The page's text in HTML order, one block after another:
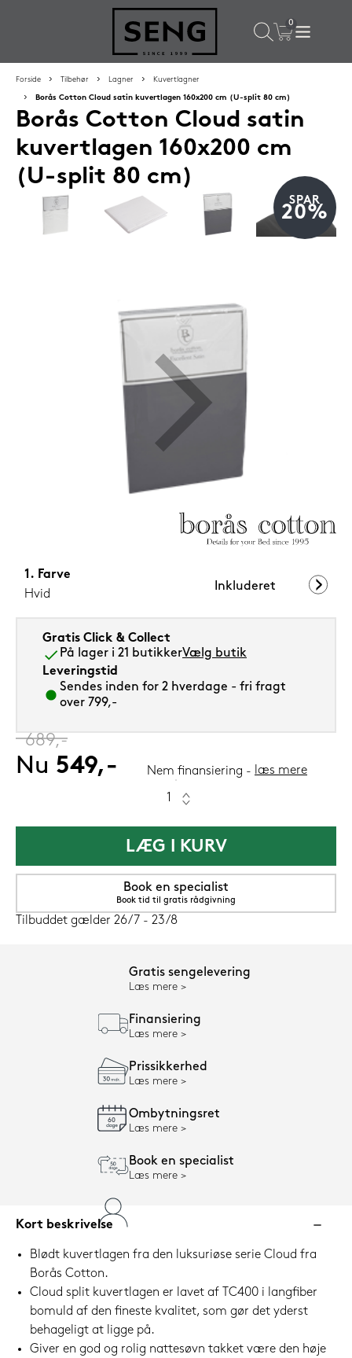
Populære valg til dig
16%
Forside Tilbehør Lagner Kuvertlagner
Borås Cotton Cloud satin kuvertlagen 160x200 cm (U-split 80 cm)
Borås Cotton Cloud satin
kuvertlagen 160x200 cm
(U-split 80 cm)
SPAR
20%
Farve
Hvid
Inkluderet
Gratis Click & Collect
På lager i 21 butikkerVælg butik
Leveringstid
Sendes inden for 2 hverdage - fri fragt
over 799,-
‎689,-
Nu 549,- Nem finansiering læs mere
LÆG I KURV
Book en specialist
Book tid til gratis rådgivning
Tilbuddet gælder 26/7 - 23/8
Gratis sengelevering
Læs mere
Finansiering
Læs mere
Prissikkerhed
Læs mere
Ombytningsret
Læs mere
Book en specialist
Læs mere
Kort beskrivelse
Blødt kuvertlagen fra den luksuriøse serie Cloud fra
Borås Cotton.
Cloud split kuvertlagen er lavet af TC400 i langfiber
bomuld af den fineste kvalitet, som gør det yderst
behageligt at ligge på.
Giver en god og rolig nattesøvn takket være den høje